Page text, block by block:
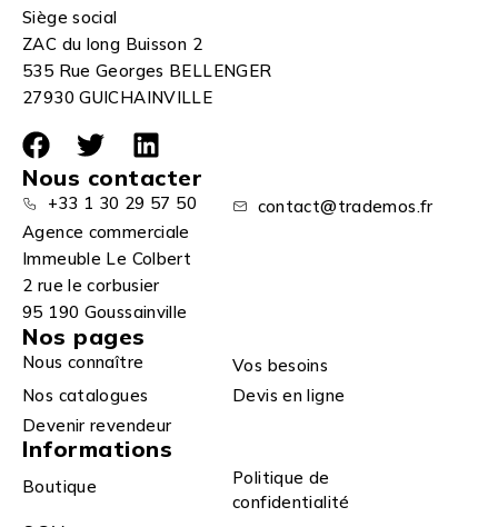
Siège social
ZAC du long Buisson 2
535 Rue Georges BELLENGER
27930 GUICHAINVILLE
Nous contacter
+33 1 30 29 57 50
contact@trademos.fr
Agence commerciale
Immeuble Le Colbert
2 rue le corbusier
95 190 Goussainville
Nos pages
Nous connaître
Vos besoins
Nos catalogues
Devis en ligne
Devenir revendeur
Informations
Boutique
Politique de
confidentialité